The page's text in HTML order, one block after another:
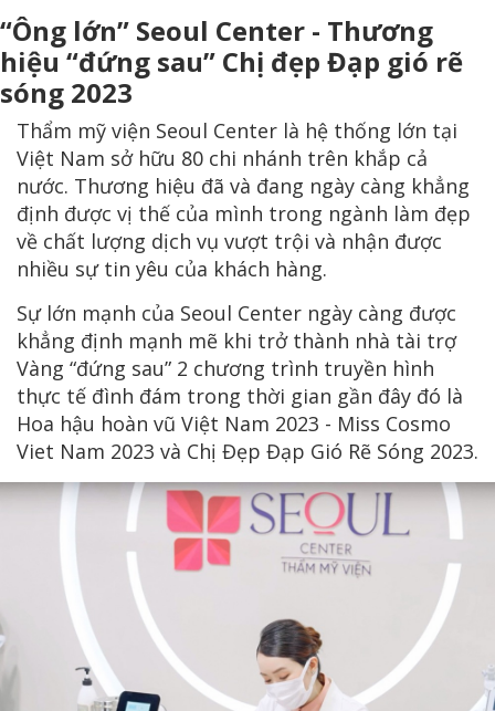
“Ông lớn” Seoul Center - Thương
hiệu “đứng sau” Chị đẹp Đạp gió rẽ
sóng 2023
Thẩm mỹ viện Seoul Center là hệ thống lớn tại
Việt Nam sở hữu 80 chi nhánh trên khắp cả
nước. Thương hiệu đã và đang ngày càng khẳng
định được vị thế của mình trong ngành làm đẹp
về chất lượng dịch vụ vượt trội và nhận được
nhiều sự tin yêu của khách hàng.
Sự lớn mạnh của Seoul Center ngày càng được
khẳng định mạnh mẽ khi trở thành nhà tài trợ
Vàng “đứng sau” 2 chương trình truyền hình
thực tế đình đám trong thời gian gần đây đó là
Hoa hậu hoàn vũ Việt Nam 2023 - Miss Cosmo
Viet Nam 2023 và Chị Đẹp Đạp Gió Rẽ Sóng 2023.